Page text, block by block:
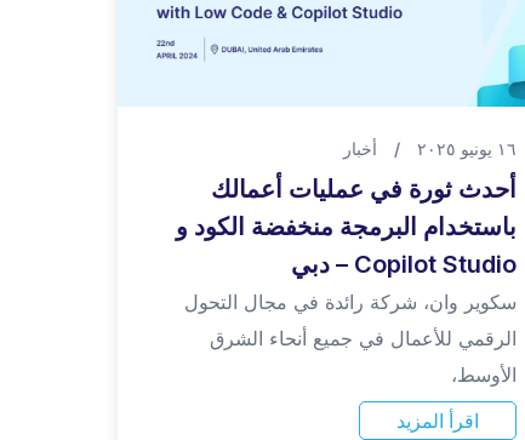
١٦ يونيو ٢٠٢٥ / أخبار
أحدث ثورة في عمليات أعمالك
باستخدام البرمجة منخفضة الكود و
Copilot Studio – دبي
سكوير وان، شركة رائدة في مجال التحول
الرقمي للأعمال في جميع أنحاء الشرق
الأوسط،
اقرأ المزيد